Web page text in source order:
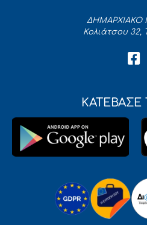
ΔΗΜΑΡΧΙΑΚΟ
Κολιάτσου 32,
ΚΑΤΕΒΑΣΕ